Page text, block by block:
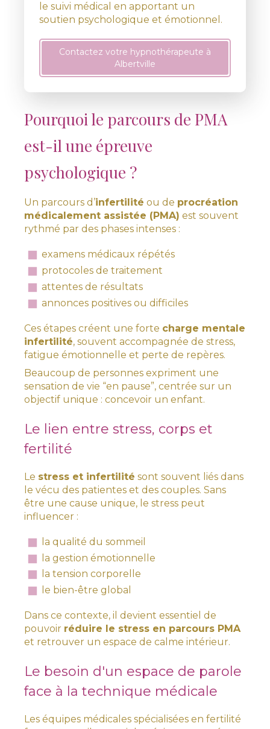
le suivi médical en apportant un
soutien psychologique et émotionnel.
Contactez votre hypnothérapeute à
Albertville
Pourquoi le parcours de PMA
est-il une épreuve
psychologique ?
Un parcours d’infertilité ou de procréation
médicalement assistée (PMA) est souvent
rythmé par des phases intenses :
examens médicaux répétés
protocoles de traitement
attentes de résultats
annonces positives ou difficiles
Ces étapes créent une forte charge mentale
infertilité, souvent accompagnée de stress,
fatigue émotionnelle et perte de repères.
Beaucoup de personnes expriment une
sensation de vie “en pause”, centrée sur un
objectif unique : concevoir un enfant.
Le lien entre stress, corps et
fertilité
Le stress et infertilité sont souvent liés dans
le vécu des patientes et des couples. Sans
être une cause unique, le stress peut
influencer :
la qualité du sommeil
la gestion émotionnelle
la tension corporelle
le bien-être global
Dans ce contexte, il devient essentiel de
pouvoir réduire le stress en parcours PMA
et retrouver un espace de calme intérieur.
Le besoin d'un espace de parole
face à la technique médicale
Les équipes médicales spécialisées en fertilité